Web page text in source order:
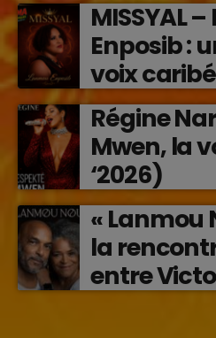
MISSYAL
Enposib :
voix
en
Régine
Mwen, la
‘2026)
« Lanmou
la
entre